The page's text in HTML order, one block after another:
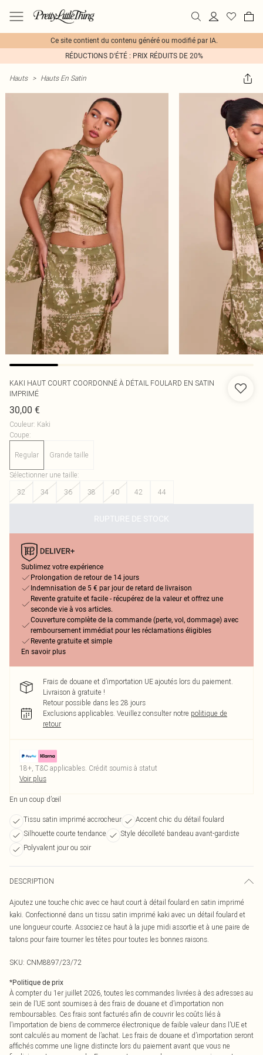
Ce site contient du contenu généré ou modifié par IA.
RÉDUCTIONS D'ÉTÉ : PRIX RÉDUITS DE 20%
Hauts > Hauts En Satin
KAKI HAUT COURT COORDONNÉ À DÉTAIL FOULARD EN SATIN
IMPRIMÉ
30,00 €
Couleur: Kaki
Coupe:
Regular Grande taille
Sélectionner une taille:
32
34 36 38 40 42 44
RUPTURE DE STOCK
Sublimez votre expérience
Prolongation de retour de 14 jours
Indemnisation de 5 € par jour de retard de livraison
Revente gratuite et facile - récupérez de la valeur et offrez une
seconde vie à vos articles.
Couverture complète de la commande (perte, vol, dommage) avec
remboursement immédiat pour les réclamations éligibles
Revente gratuite et simple
En savoir plus
Frais de douane et d’importation UE ajoutés lors du paiement.
Livraison à gratuite !
Retour possible dans les 28 jours
Exclusions applicables. Veuillez consulter notre politique de
retour
18+, T&C applicables. Crédit soumis à statut
Voir plus
En un coup d’œil
Tissu satin imprimé accrocheur
Accent chic du détail foulard
Silhouette courte tendance
Style décolleté bandeau avant-gardiste
Polyvalent jour ou soir
DESCRIPTION
Ajoutez une touche chic avec ce haut court à détail foulard en satin imprimé
kaki. Confectionné dans un tissu satin imprimé kaki avec un détail foulard et
une longueur courte. Associez ce haut à la jupe midi assortie et à une paire de
talons pour faire tourner les têtes pour toutes les bonnes raisons.
SKU: CNM8897/23/72
*Politique de prix
À compter du 1er juillet 2026, toutes les commandes livrées à des adresses au
sein de l’UE sont soumises à des frais de douane et d’importation non
remboursables. Ces frais sont facturés afin de couvrir les coûts liés à
l’importation de biens de commerce électronique de faible valeur dans l’UE et
sont calculés au moment de l’achat. Les frais de douane et d’importation seront
affichés comme une ligne distincte lors du paiement avant que vous ne